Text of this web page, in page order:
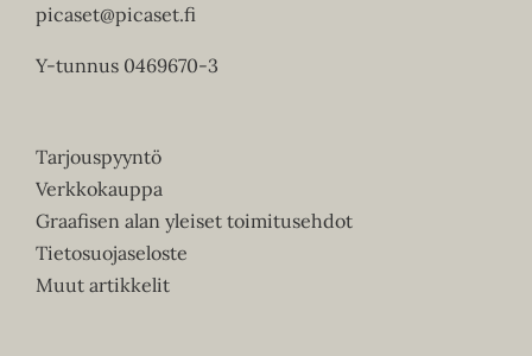
picaset@picaset.fi
Y-tunnus 0469670-3
Tarjouspyyntö
Verkkokauppa
Graafisen alan yleiset toimitusehdot
Tietosuojaseloste
Muut artikkelit